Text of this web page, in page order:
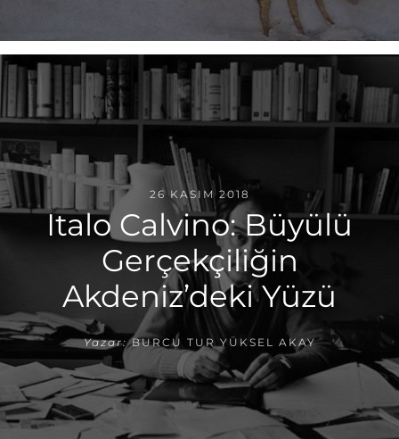
26 KASIM 2018
Italo Calvino: Büyülü
Gerçekçiliğin
Akdeniz’deki Yüzü
Yazar: BURCU TUR YÜKSEL AKAY